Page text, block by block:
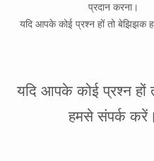
प्रदान करना।
यदि आपके कोई प्रश्न हों तो बेझिझक
यदि आपके कोई प्रश्न हों
हमसे संपर्क करें।